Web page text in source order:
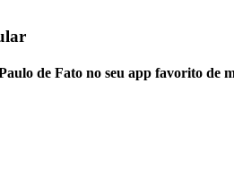
de Fato no seu app favorito de